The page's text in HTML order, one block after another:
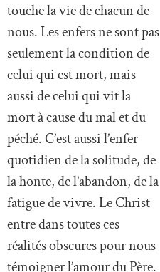
touche la vie de chacun de
nous. Les enfers ne sont pas
seulement la condition de
celui qui est mort, mais
aussi de celui qui vit la
mort à cause du mal et du
péché. C’est aussi l’enfer
quotidien de la solitude, de
la honte, de l’abandon, de la
fatigue de vivre. Le Christ
entre dans toutes ces
réalités obscures pour nous
témoigner l’amour du Père.